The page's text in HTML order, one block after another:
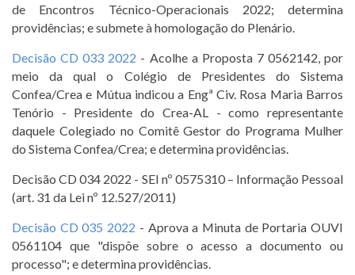
de Encontros Técnico-Operacionais 2022; determina
providências; e submete à homologação do Plenário.
Decisão CD 033 2022 - Acolhe a Proposta 7 0562142, por
meio da qual o Colégio de Presidentes do Sistema
Confea/Crea e Mútua indicou a Engª Civ. Rosa Maria Barros
Tenório - Presidente do Crea-AL - como representante
daquele Colegiado no Comitê Gestor do Programa Mulher
do Sistema Confea/Crea; e determina providências.
Decisão CD 034 2022 - SEI nº 0575310 – Informação Pessoal
(art. 31 da Lei nº 12.527/2011)
Decisão CD 035 2022 - Aprova a Minuta de Portaria OUVI
0561104 que "dispõe sobre o acesso a documento ou
processo"; e determina providências.